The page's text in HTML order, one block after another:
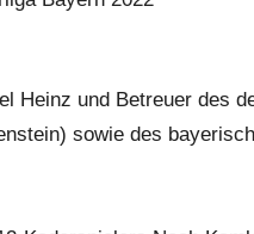
Heinz und Betreuer des
sowie des